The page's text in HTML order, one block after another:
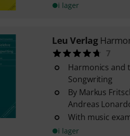
i lager
Leu Verlag
7
Harmonics and
Songwriting
By Markus
Andreas
With music
i lager